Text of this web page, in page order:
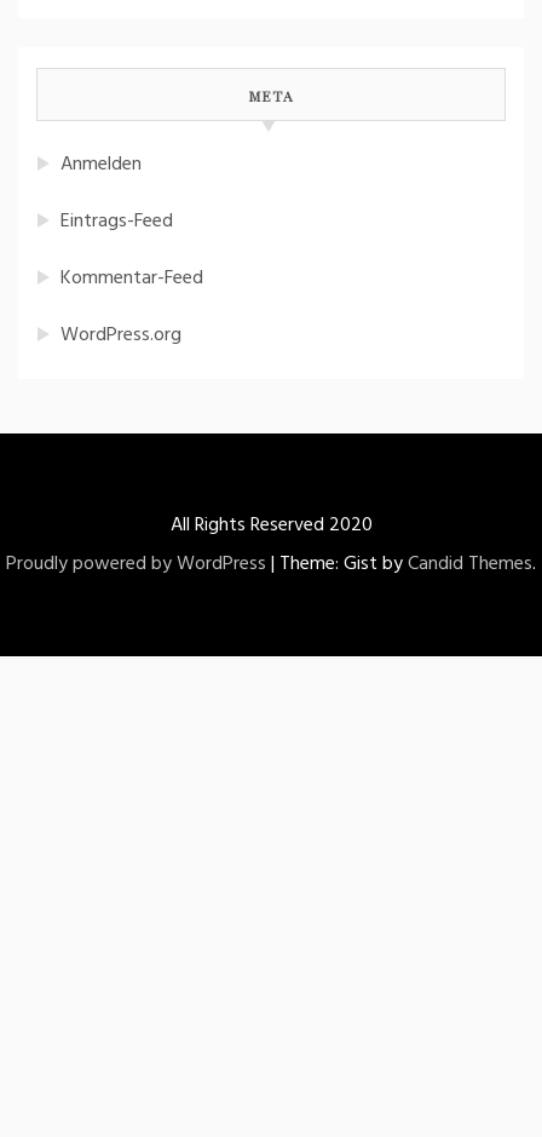
META
Anmelden
Eintrags-Feed
Kommentar-Feed
WordPress.org
All Rights Reserved 2020
Proudly powered by WordPress| Theme: Gist byCandid Themes.